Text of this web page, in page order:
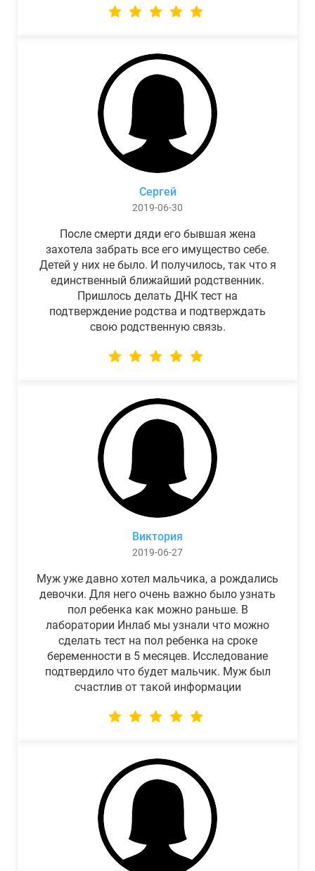
Сергей
2019-06-30
После смерти дяди его бывшая жена
захотела забрать все его имущество себе.
Детей у них не было. И получилось, так что я
единственный ближайший родственник.
Пришлось делать ДНК тест на
подтверждение родства и подтверждать
свою родственную связь.
Виктория
2019-06-27
Муж уже давно хотел мальчика, а рождались
девочки. Для него очень важно было узнать
пол ребенка как можно раньше. В
лаборатории Инлаб мы узнали что можно
сделать тест на пол ребенка на сроке
беременности в 5 месяцев. Исследование
подтвердило что будет мальчик. Муж был
счастлив от такой информации